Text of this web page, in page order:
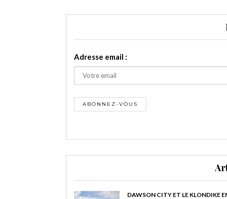
Adresse email :
DAWSON CITY ET LE KLONDIKE